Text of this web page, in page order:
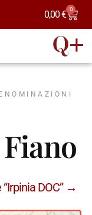
0,00€ 0
DOC” →